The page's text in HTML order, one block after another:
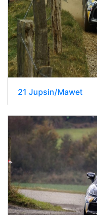
21 Jupsin/Mawet